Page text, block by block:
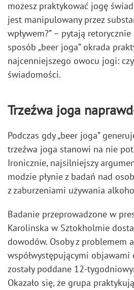
możesz praktykować jogę
jest manipulowany przez
wpływem?” – pytają
sposób „beer joga” okrada
najcenniejszego owocu jogi:
świadomości.
Trzeźwa joga
Podczas gdy „beer joga”
trzeźwa joga stanowi na nie
Ironicznie, najsilniejszy
modzie płynie z badań nad
z zaburzeniami używania
Badanie przeprowadzone w
Karolinska w Sztokholmie
dowodów. Osoby z problemem
współwystępującymi objawami
zostały poddane 12-
Okazało się, że grupa